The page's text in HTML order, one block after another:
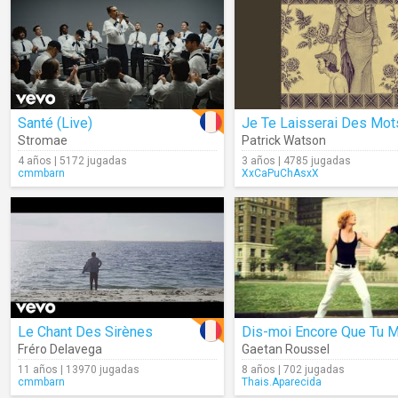
Santé (Live)
Stromae
4 años | 5172 jugadas
cmmbarn
Patrick Watson
3 años | 4785 jugadas
XxCaPuChAsxX
Le Chant Des Sirènes
Fréro Delavega
11 años | 13970 jugadas
cmmbarn
Gaetan Roussel
8 años | 702 jugadas
Thais.Aparecida